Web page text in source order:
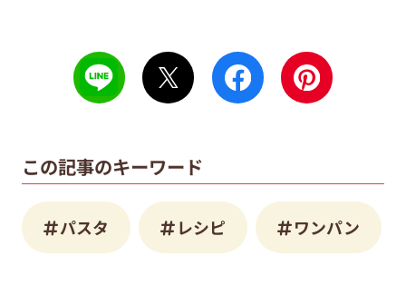
この記事のキーワード
パスタ レシピ ワンパン